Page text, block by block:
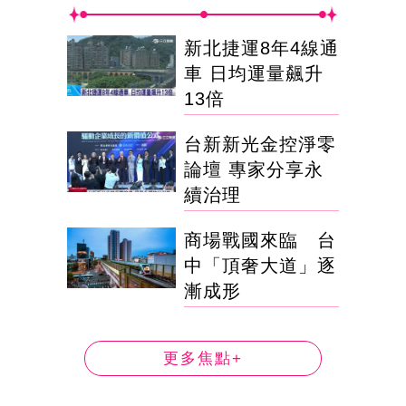
新北捷運8年4線通
車 日均運量飆升
13倍
台新新光金控淨零
論壇 專家分享永
續治理
商場戰國來臨 台
中「頂奢大道」逐
漸成形
更多焦點+